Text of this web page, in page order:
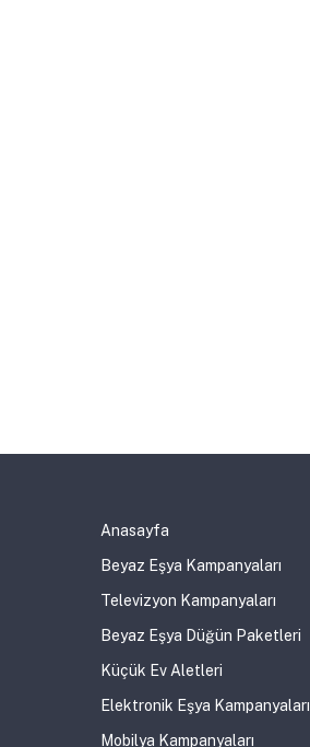
Anasayfa
Beyaz Eşya Kampanyaları
Televizyon Kampanyaları
Beyaz Eşya Düğün Paketleri
Küçük Ev Aletleri
Elektronik Eşya Kampanyaları
Mobilya Kampanyaları